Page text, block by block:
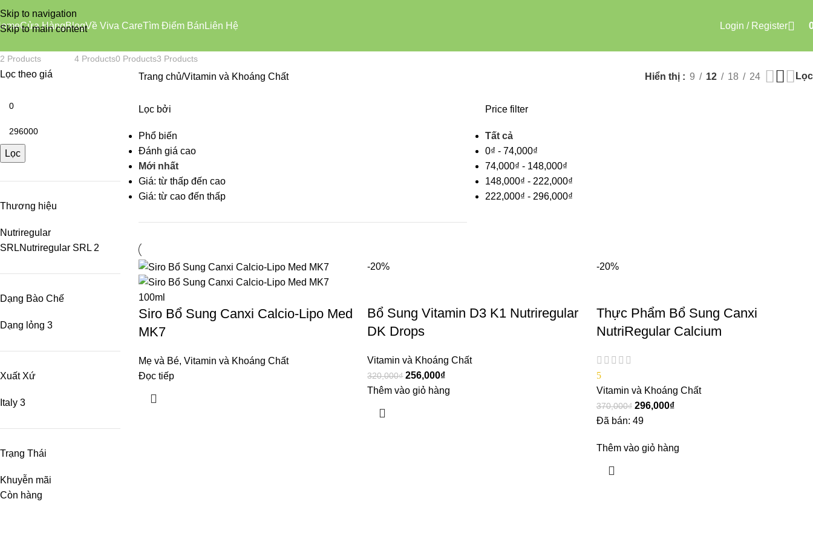
Skip to navigation
Skip to main content
Cửa HàngBlogVề Viva CareTìm Điểm Bán Liên Hệ Login / Register
Vitamin và Khoáng Chất
2 Products
4 Products0 Products3 Products
Lọc theo giá
Lọc
Thương hiệu
Nutriregular
SRLNutriregular SRL 2
Dạng Bào Chế
Dạng lỏng 3
Xuất Xứ
Italy 3
Trạng Thái
Khuyễn mãi
Còn hàng
Trang chủ Vitamin và Khoáng Chất Hiển thị 9 12 18 24 Lọc
Lọc bởi
Phổ biến
Đánh giá cao
Mới nhất
Giá: từ thấp đến cao
Giá: từ cao đến thấp
Price filter
Tất cả
0₫ - 74,000₫
74,000₫ - 148,000₫
148,000₫ - 222,000₫
222,000₫ - 296,000₫
Siro Bổ Sung Canxi Calcio-Lipo Med
MK7
Mẹ và Bé, Vitamin và Khoáng Chất
Đọc tiếp
-20%
Bổ Sung Vitamin D3 K1 Nutriregular
DK Drops
Vitamin và Khoáng Chất
320,000₫ 256,000₫
Thêm vào giỏ hàng
-20%
Thực Phẩm Bổ Sung Canxi
NutriRegular Calcium
5
Vitamin và Khoáng Chất
370,000₫ 296,000₫
Đã bán: 49
Thêm vào giỏ hàng